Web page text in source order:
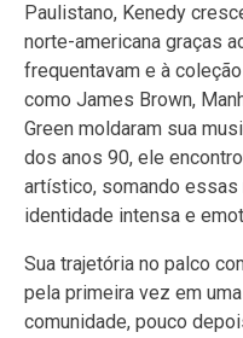
Paulistano, Kenedy
norte-americana graças
frequentavam e à
como James Brown,
Green moldaram sua
dos anos 90, ele
artístico, somando essas
identidade intensa e
Sua trajetória no palco
pela primeira vez em
comunidade, pouco